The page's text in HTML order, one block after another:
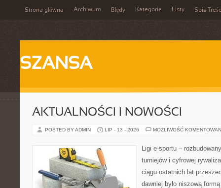
Strona główna Archiwum Błędy Kategorie Listy Spis
SZANSA
AKTUALNOŚCI I NOWOŚCI
POSTED BY ADMIN LIP - 13 - 2026 MOŻLIWOŚĆ
Ligi e-sportu –
turniejów i cyfrowej
ciągu ostatnich lat
dawniej było niszową